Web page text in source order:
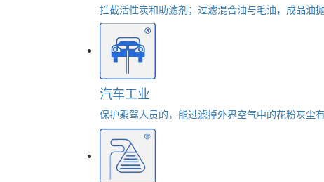
拦截活性炭和助滤剂；过滤混合油与毛油，成品油
汽车工业
保护乘驾人员的，能过滤掉外界空气中的花粉灰尘